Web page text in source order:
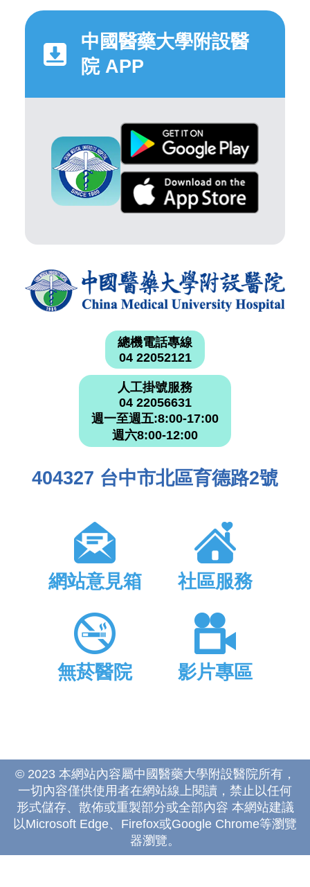
中國醫藥大學附設醫
院 APP
總機電話專線
04 22052121
人工掛號服務
04 22056631
週一至週五:8:00-17:00
週六8:00-12:00
404327 台中市北區育德路2號
網站意見箱 社區服務
無菸醫院 影片專區
© 2023 本網站內容屬中國醫藥大學附設醫院所有，
一切內容僅供使用者在網站線上閱讀，禁止以任何
形式儲存、散佈或重製部分或全部內容 本網站建議
以Microsoft Edge、Firefox或Google Chrome等瀏覽
器瀏覽。